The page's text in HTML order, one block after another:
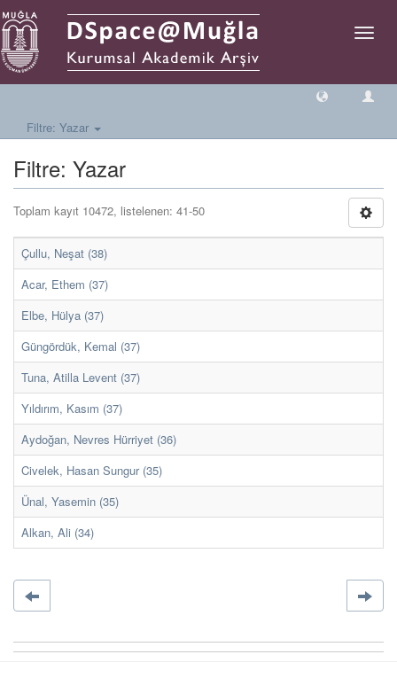
Geçiş
Filtre: Yazar
Filtre: Yazar
Toplam kayıt 10472, listelenen: 41-50
Çullu, Neşat (38)
Acar, Ethem (37)
Elbe, Hülya (37)
Güngördük, Kemal (37)
Tuna, Atilla Levent (37)
Yıldırım, Kasım (37)
Aydoğan, Nevres Hürriyet (36)
Civelek, Hasan Sungur (35)
Ünal, Yasemin (35)
Alkan, Ali (34)